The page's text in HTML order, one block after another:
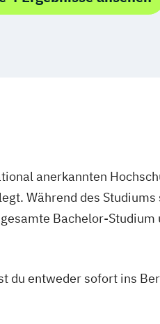
anerkannten
Während des
Bachelor-
du entweder sofort ins